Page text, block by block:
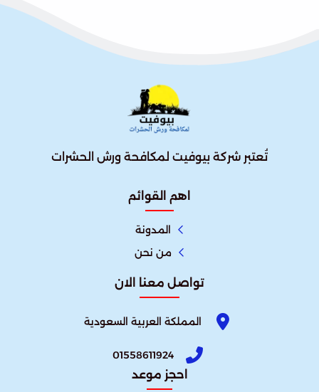
تُعتبر شركة بيوفيت لمكافحة ورش الحشرات
اهم القوائم
المدونة
من نحن
تواصل معنا الان
المملكة العربية السعودية
01558611924
احجز موعد